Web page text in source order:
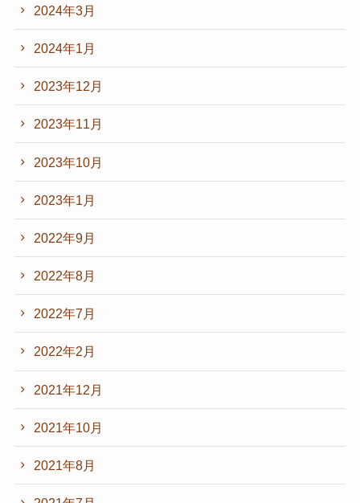
2024年3月
2024年1月
2023年12月
2023年11月
2023年10月
2023年1月
2022年9月
2022年8月
2022年7月
2022年2月
2021年12月
2021年10月
2021年8月